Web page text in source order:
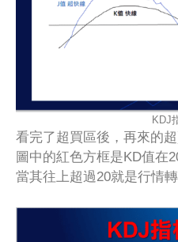
KDJ
看完了超買區後，再來的
圖中的紅色方框是KD值在
當其往上超過20就是行情轉